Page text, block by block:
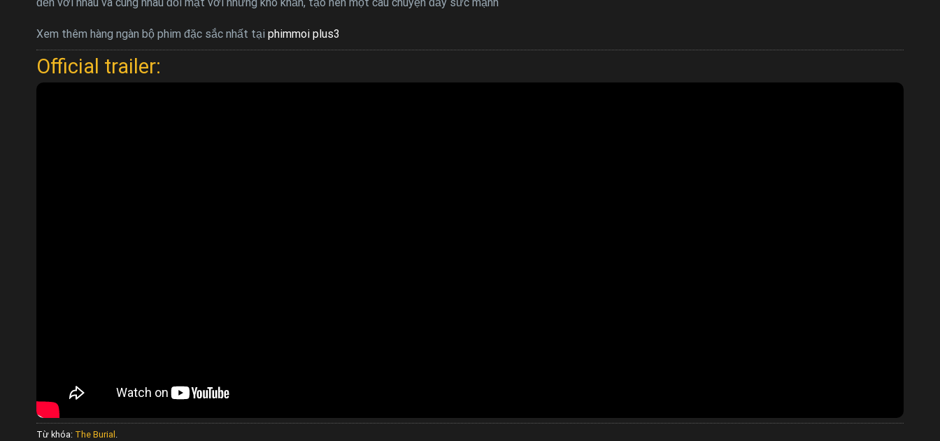
Xem thêm hàng ngàn bộ phim đặc sắc nhất tại phimmoi plus3
Official trailer:
Từ khóa: The Burial .